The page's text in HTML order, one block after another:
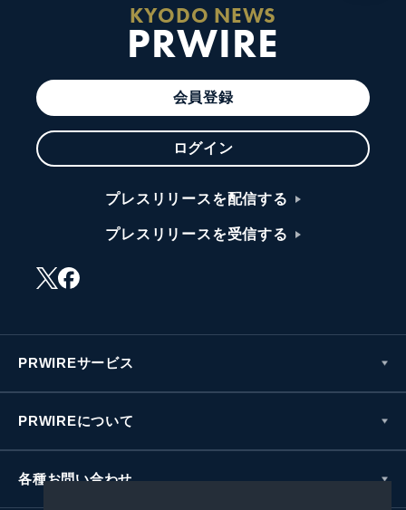
KYODO NEWS
PRWIRE
会員登録
ログイン
プレスリリースを配信する
プレスリリースを受信する
PRWIREサービス
PRWIREについて
各種お問い合わせ